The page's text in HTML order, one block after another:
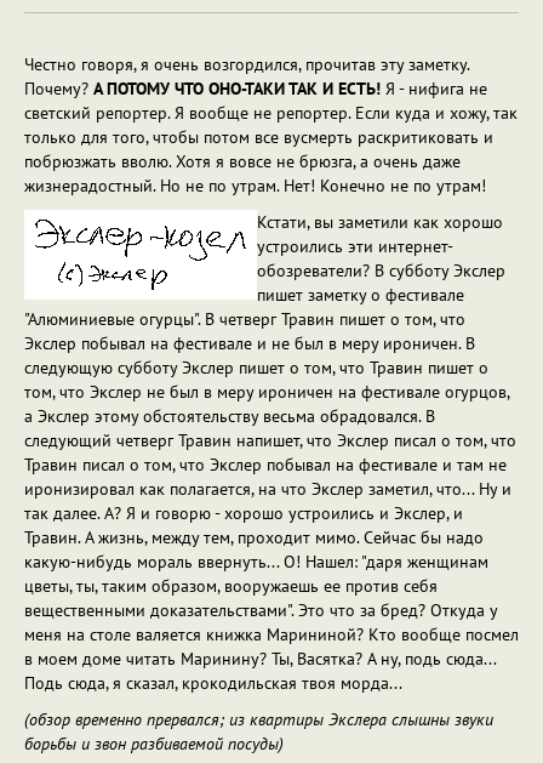
Честно говоря, я очень возгордился, прочитав эту заметку.
Почему? А ПОТОМУ ЧТО ОНО-ТАКИ ТАК И ЕСТЬ! Я - нифига не
светский репортер. Я вообще не репортер. Если куда и хожу, так
только для того, чтобы потом все вусмерть раскритиковать и
побрюзжать вволю. Хотя я вовсе не брюзга, а очень даже
жизнерадостный. Но не по утрам. Нет! Конечно не по утрам!
Кстати, вы заметили как хорошо
устроились эти интернет-
обозреватели? В субботу Экслер
пишет заметку о фестивале
"Алюминиевые огурцы". В четверг Травин пишет о том, что
Экслер побывал на фестивале и не был в меру ироничен. В
следующую субботу Экслер пишет о том, что Травин пишет о
том, что Экслер не был в меру ироничен на фестивале огурцов,
а Экслер этому обстоятельству весьма обрадовался. В
следующий четверг Травин напишет, что Экслер писал о том, что
Травин писал о том, что Экслер побывал на фестивале и там не
иронизировал как полагается, на что Экслер заметил, что... Ну и
так далее. А? Я и говорю - хорошо устроились и Экслер, и
Травин. А жизнь, между тем, проходит мимо. Сейчас бы надо
какую-нибудь мораль ввернуть... О! Нашел: "даря женщинам
цветы, ты, таким образом, вооружаешь ее против себя
вещественными доказательствами". Это что за бред? Откуда у
меня на столе валяется книжка Марининой? Кто вообще посмел
в моем доме читать Маринину? Ты, Васятка? А ну, подь сюда...
Подь сюда, я сказал, крокодильская твоя морда...
(обзор временно прервался; из квартиры Экслера слышны звуки
борьбы и звон разбиваемой посуды)